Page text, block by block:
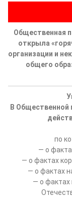
Общественная
открыла
организации и
общего
В Общественной
по
— о
— о фактах
— о фактах
— о фактах